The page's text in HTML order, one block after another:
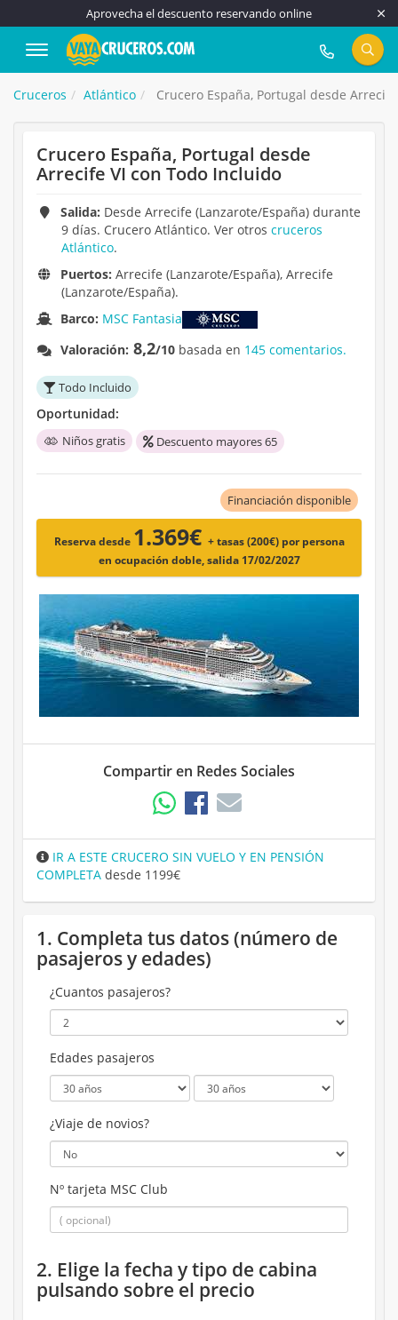
Aprovecha el descuento reservando online
917 815 555
Cruceros Atlántico Crucero España, Portugal desde
Crucero España, Portugal desde
Arrecife VI con Todo Incluido
Salida: Desde Arrecife (Lanzarote/España) durante
9 días. Crucero Atlántico. Ver otros cruceros
Atlántico.
Puertos: Arrecife (Lanzarote/España), Arrecife
(Lanzarote/España).
Barco: MSC Fantasia
Valoración: 8,2/10 basada en 145 comentarios.
Todo Incluido
Oportunidad:
Niños gratis Descuento mayores 65
Financiación disponible
Reserva desde 1.369€ + tasas (200€) por persona
en ocupación doble, salida 17/02/2027
Compartir en Redes Sociales
IR A ESTE CRUCERO SIN VUELO Y EN PENSIÓN
COMPLETA desde 1199€
1. Completa tus datos (número de
pasajeros y edades)
¿Cuantos pasajeros?
Edades pasajeros
¿Viaje de novios?
Nº tarjeta MSC Club
2. Elige la fecha y tipo de cabina
pulsando sobre el precio